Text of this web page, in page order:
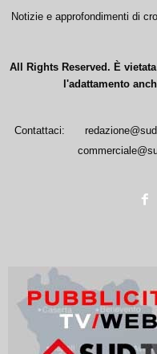
Notizie e approfondimenti di
All Rights Reserved. È
l'adattamento
Contattaci: